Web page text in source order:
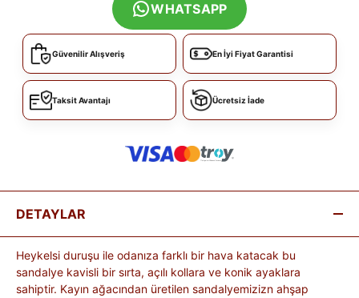
WHATSAPP
Güvenilir Alışveriş En İyi Fiyat Garantisi
Taksit Avantajı Ücretsiz İade
DETAYLAR
Heykelsi duruşu ile odanıza farklı bir hava katacak bu
sandalye kavisli bir sırta, açılı kollara ve konik ayaklara
sahiptir. Kayın ağacından üretilen sandalyemizizn ahşap